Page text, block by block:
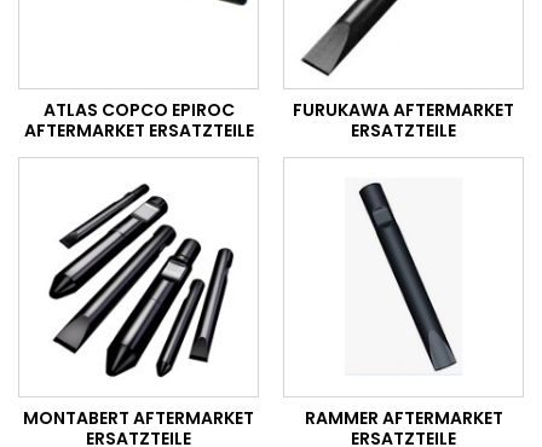
ATLAS COPCO EPIROC
AFTERMARKET ERSATZTEILE
FURUKAWA AFTERMARKET
ERSATZTEILE
MONTABERT AFTERMARKET
ERSATZTEILE
RAMMER AFTERMARKET
ERSATZTEILE